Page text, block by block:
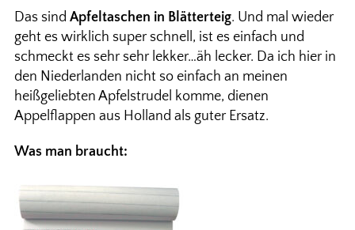
Das sind Apfeltaschen in Blätterteig. Und mal wieder
geht es wirklich super schnell, ist es einfach und
schmeckt es sehr sehr lekker…äh lecker. Da ich hier in
den Niederlanden nicht so einfach an meinen
heißgeliebten Apfelstrudel komme, dienen
Appelflappen aus Holland als guter Ersatz.
Was man braucht: